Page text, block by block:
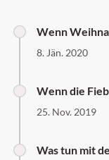
Wenn
8. Jän. 2020
Wenn die
25. Nov. 2019
Was tun mit